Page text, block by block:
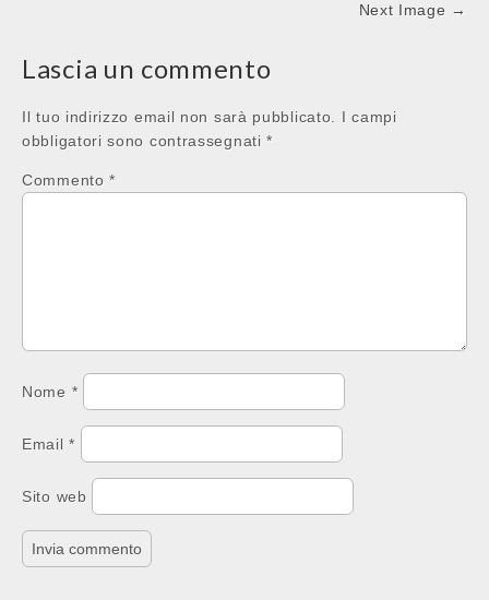
Next Image →
Lascia un commento
Il tuo indirizzo email non sarà pubblicato.
I campi
obbligatori sono contrassegnati*
Commento*
Nome *
Email*
Sito web